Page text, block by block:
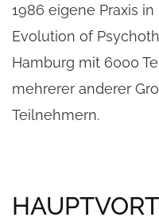
1986 eigene Praxis
Evolution of
Hamburg mit 6000
mehrerer anderer
Teilnehmern.